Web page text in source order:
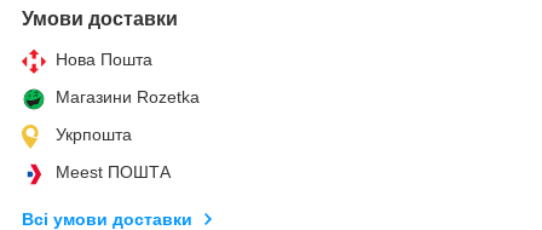
Умови доставки
Нова Пошта
Магазини Rozetka
Укрпошта
Meest ПОШТА
Всі умови доставки